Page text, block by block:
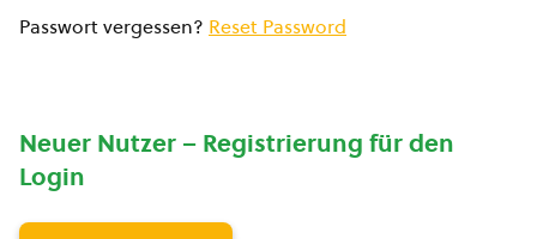
Passwort vergessen? Reset Password
Neuer Nutzer – Registrierung für den
Login